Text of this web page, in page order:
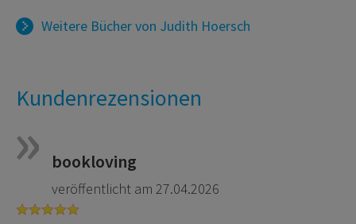
Weitere Bücher von Judith Hoersch
Kundenrezensionen
bookloving
veröffentlicht am 27.04.2026